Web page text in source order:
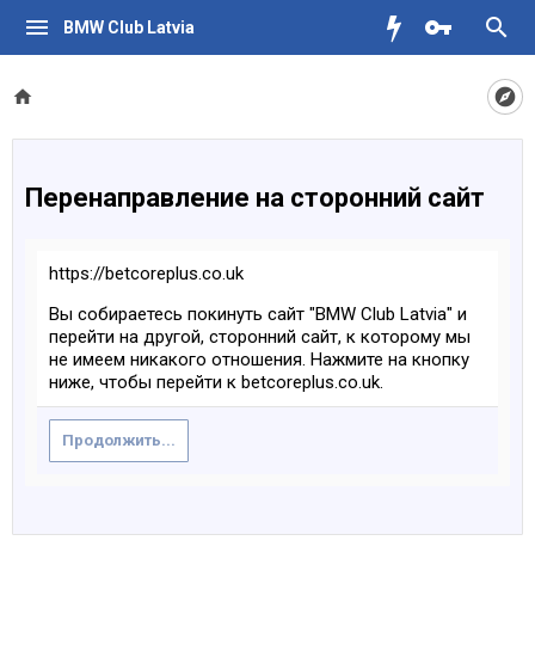
BMW Club Latvia
Перенаправление на сторонний сайт
https://betcoreplus.co.uk
Вы собираетесь покинуть сайт "BMW Club Latvia" и
перейти на другой, сторонний сайт, к которому мы
не имеем никакого отношения. Нажмите на кнопку
ниже, чтобы перейти к betcoreplus.co.uk.
Продолжить...